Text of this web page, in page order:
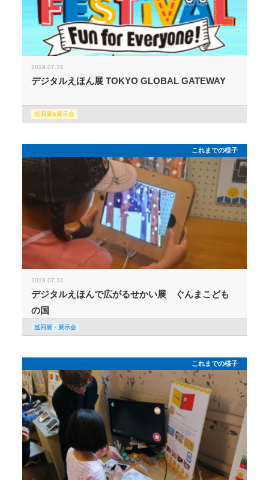
2019.07.31
デジタルえほん展 TOKYO GLOBAL GATEWAY
巡回展&展示会
これまでの様子
2019.07.31
デジタルえほんで広がるせかい展 ぐんまこども
の国
巡回展・展示会
これまでの様子